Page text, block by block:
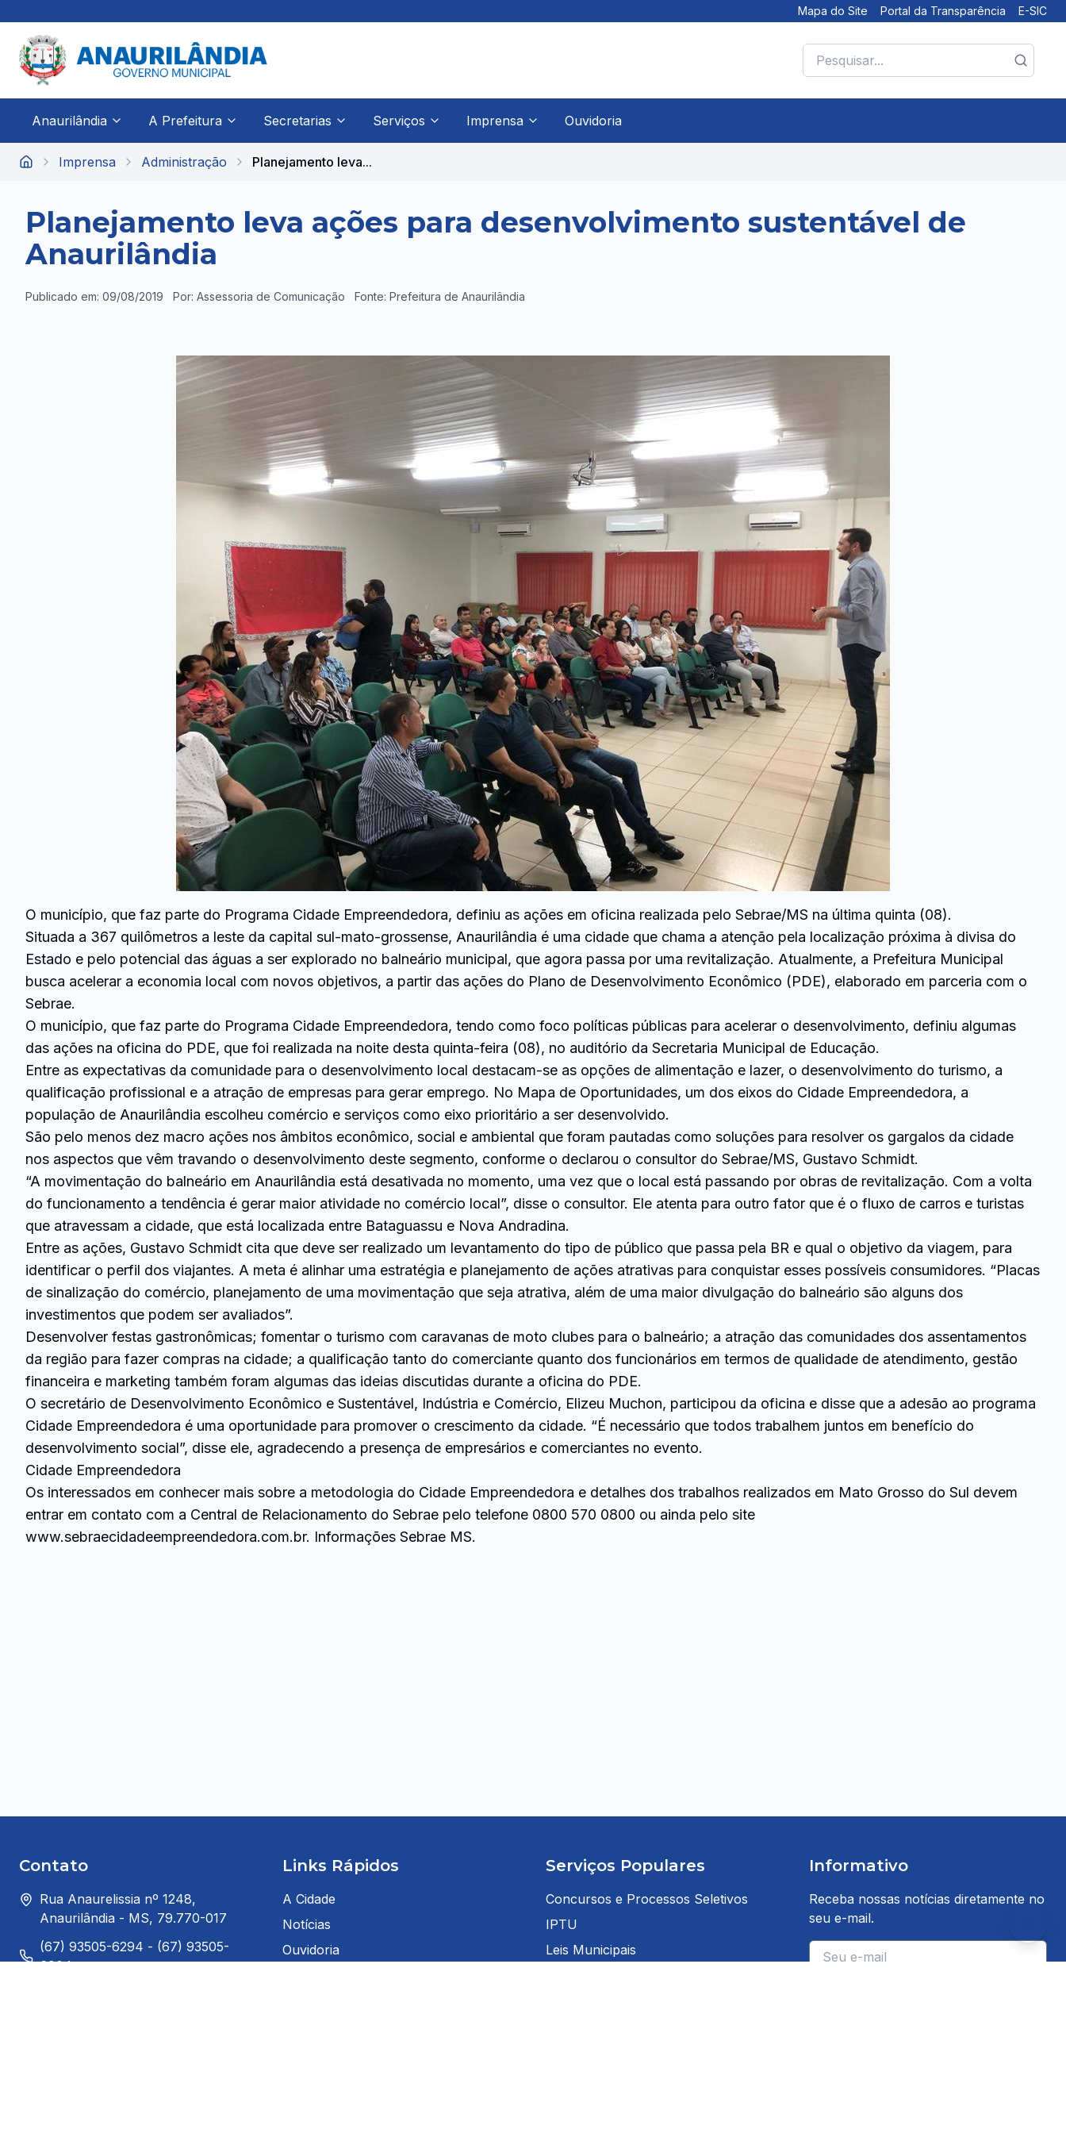
Mapa do Site Portal da Transparência E-SIC
Anaurilândia A Prefeitura Secretarias Serviços Imprensa Ouvidoria
Início
Imprensa Administração Planejamento leva...
Planejamento leva ações para desenvolvimento sustentável de
Anaurilândia
Publicado em: 09/08/2019 Por: Assessoria de Comunicação Fonte: Prefeitura de Anaurilândia
O município, que faz parte do Programa Cidade Empreendedora, definiu as ações em oficina realizada pelo Sebrae/MS na última quinta (08).
Situada a 367 quilômetros a leste da capital sul-mato-grossense, Anaurilândia é uma cidade que chama a atenção pela localização próxima à divisa do
Estado e pelo potencial das águas a ser explorado no balneário municipal, que agora passa por uma revitalização. Atualmente, a Prefeitura Municipal
busca acelerar a economia local com novos objetivos, a partir das ações do Plano de Desenvolvimento Econômico (PDE), elaborado em parceria com o
Sebrae.
O município, que faz parte do Programa Cidade Empreendedora, tendo como foco políticas públicas para acelerar o desenvolvimento, definiu algumas
das ações na oficina do PDE, que foi realizada na noite desta quinta-feira (08), no auditório da Secretaria Municipal de Educação.
Entre as expectativas da comunidade para o desenvolvimento local destacam-se as opções de alimentação e lazer, o desenvolvimento do turismo, a
qualificação profissional e a atração de empresas para gerar emprego. No Mapa de Oportunidades, um dos eixos do Cidade Empreendedora, a
população de Anaurilândia escolheu comércio e serviços como eixo prioritário a ser desenvolvido.
São pelo menos dez macro ações nos âmbitos econômico, social e ambiental que foram pautadas como soluções para resolver os gargalos da cidade
nos aspectos que vêm travando o desenvolvimento deste segmento, conforme o declarou o consultor do Sebrae/MS, Gustavo Schmidt.
“A movimentação do balneário em Anaurilândia está desativada no momento, uma vez que o local está passando por obras de revitalização. Com a volta
do funcionamento a tendência é gerar maior atividade no comércio local”, disse o consultor. Ele atenta para outro fator que é o fluxo de carros e turistas
que atravessam a cidade, que está localizada entre Bataguassu e Nova Andradina.
Entre as ações, Gustavo Schmidt cita que deve ser realizado um levantamento do tipo de público que passa pela BR e qual o objetivo da viagem, para
identificar o perfil dos viajantes. A meta é alinhar uma estratégia e planejamento de ações atrativas para conquistar esses possíveis consumidores. “Placas
de sinalização do comércio, planejamento de uma movimentação que seja atrativa, além de uma maior divulgação do balneário são alguns dos
investimentos que podem ser avaliados”.
Desenvolver festas gastronômicas; fomentar o turismo com caravanas de moto clubes para o balneário; a atração das comunidades dos assentamentos
da região para fazer compras na cidade; a qualificação tanto do comerciante quanto dos funcionários em termos de qualidade de atendimento, gestão
financeira e marketing também foram algumas das ideias discutidas durante a oficina do PDE.
O secretário de Desenvolvimento Econômico e Sustentável, Indústria e Comércio, Elizeu Muchon, participou da oficina e disse que a adesão ao programa
Cidade Empreendedora é uma oportunidade para promover o crescimento da cidade. “É necessário que todos trabalhem juntos em benefício do
desenvolvimento social”, disse ele, agradecendo a presença de empresários e comerciantes no evento.
Cidade Empreendedora
Os interessados em conhecer mais sobre a metodologia do Cidade Empreendedora e detalhes dos trabalhos realizados em Mato Grosso do Sul devem
entrar em contato com a Central de Relacionamento do Sebrae pelo telefone 0800 570 0800 ou ainda pelo site
www.sebraecidadeempreendedora.com.br. Informações Sebrae MS.
Contato
Rua Anaurelissia nº 1248,
Anaurilândia - MS, 79.770-017
(67) 93505-6294 - (67) 93505-
6904
Links Rápidos
A Cidade
Notícias
Ouvidoria
Serviços Populares
Concursos e Processos Seletivos
IPTU
Leis Municipais
Informativo
Receba nossas notícias diretamente no
seu e-mail.
E-mail